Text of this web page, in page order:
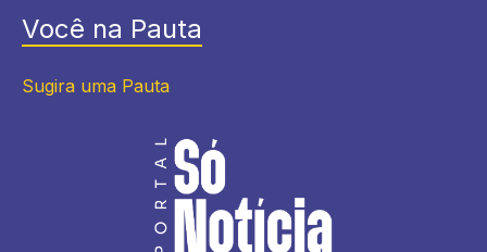
Você na Pauta
Sugira uma Pauta